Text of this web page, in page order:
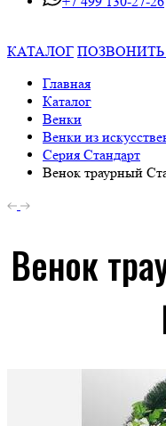
КАТАЛОГ
Главная
Каталог
Венки
Венки из
Серия Стандарт
Венок траурный
Венок